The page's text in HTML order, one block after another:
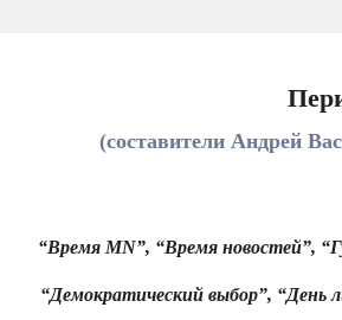
(составители Андрей
“Время MN”, “Время новостей”,
“Демократический выбор”, “День